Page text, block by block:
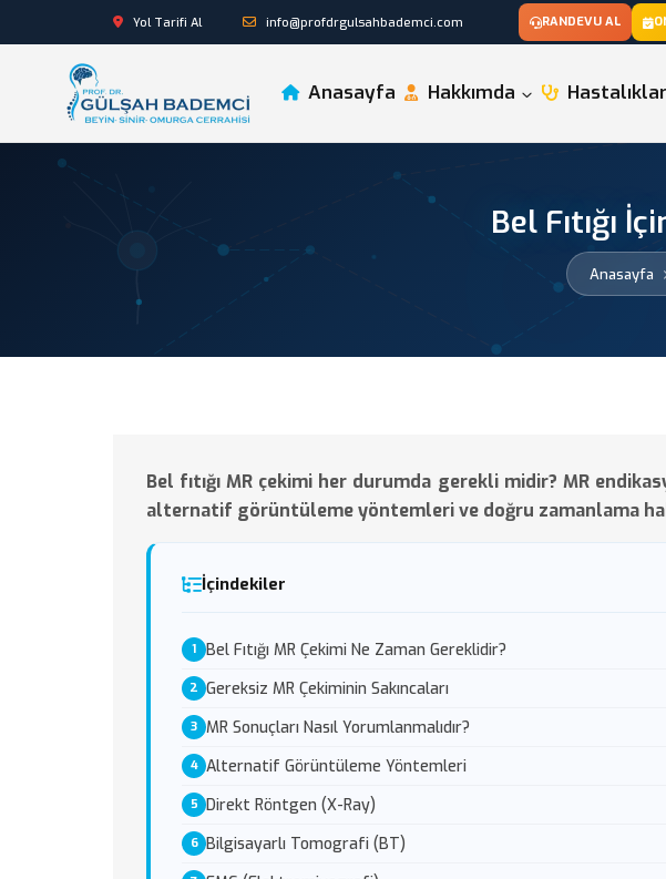
Yol Tarifi Al info@profdrgulsahbademci.com RANDEVU AL
Anasayfa Hakkımda Hastalıklar
Bel Fıtığı
Anasayfa
Bel fıtığı MR çekimi her durumda gerekli midir? MR
alternatif görüntüleme yöntemleri ve doğru zamanlama
İçindekiler
Bel Fıtığı MR Çekimi Ne Zaman Gereklidir?
Gereksiz MR Çekiminin Sakıncaları
MR Sonuçları Nasıl Yorumlanmalıdır?
Alternatif Görüntüleme Yöntemleri
Direkt Röntgen (X-Ray)
Bilgisayarlı Tomografi (BT)